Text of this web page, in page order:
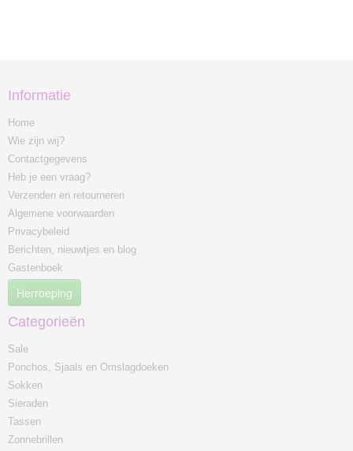
Informatie
Home
Wie zijn wij?
Contactgegevens
Heb je een vraag?
Verzenden en retourneren
Algemene voorwaarden
Privacybeleid
Berichten, nieuwtjes en blog
Gastenboek
Herroeping
Categorieën
Sale
Ponchos, Sjaals en Omslagdoeken
Sokken
Sieraden
Tassen
Zonnebrillen